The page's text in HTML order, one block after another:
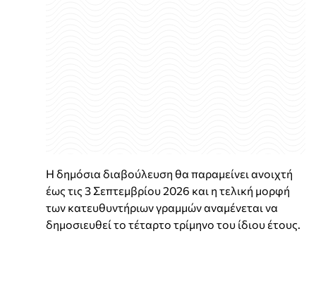
Η δημόσια διαβούλευση θα παραμείνει ανοιχτή
έως τις 3 Σεπτεμβρίου 2026 και η τελική μορφή
των κατευθυντήριων γραμμών αναμένεται να
δημοσιευθεί το τέταρτο τρίμηνο του ίδιου έτους.